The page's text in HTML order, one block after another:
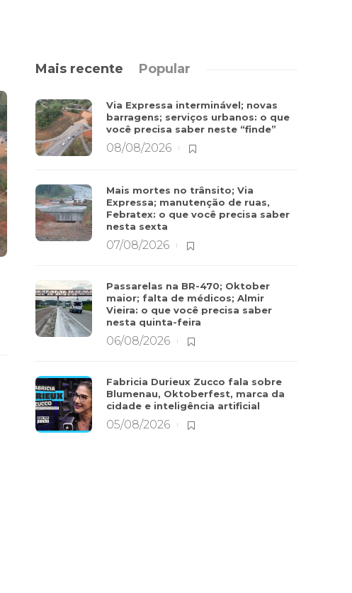
Mais recente Popular
Via Expressa interminável; novas
barragens; serviços urbanos: o que
você precisa saber neste “finde”
08/08/2026
Mais mortes no trânsito; Via
Expressa; manutenção de ruas,
Febratex: o que você precisa saber
nesta sexta
07/08/2026
Passarelas na BR-470; Oktober
maior; falta de médicos; Almir
Vieira: o que você precisa saber
nesta quinta-feira
06/08/2026
Fabricia Durieux Zucco fala sobre
Blumenau, Oktoberfest, marca da
cidade e inteligência artificial
05/08/2026